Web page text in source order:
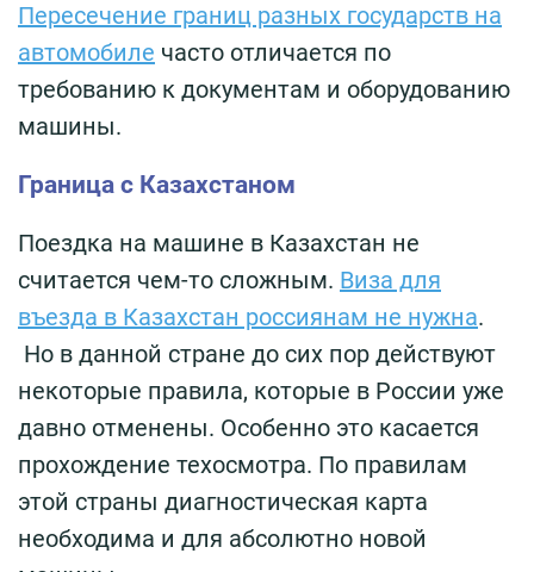
Пересечение границ разных государств на
автомобиле часто отличается по
требованию к документам и оборудованию
машины.
Граница с Казахстаном
Поездка на машине в Казахстан не
считается чем-то сложным. Виза для
въезда в Казахстан россиянам не нужна.
Но в данной стране до сих пор действуют
некоторые правила, которые в России уже
давно отменены. Особенно это касается
прохождение техосмотра. По правилам
этой страны диагностическая карта
необходима и для абсолютно новой